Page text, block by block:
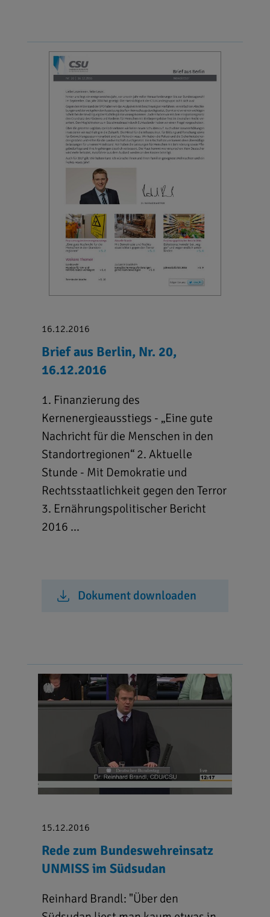
16.12.2016
Brief aus Berlin, Nr. 20,
16.12.2016
1. Finanzierung des
Kernenergieausstiegs - „Eine gute
Nachricht für die Menschen in den
Standortregionen“ 2. Aktuelle
Stunde - Mit Demokratie und
Rechtsstaatlichkeit gegen den Terror
3. Ernährungspolitischer Bericht
2016 ...
Dokument downloaden
15.12.2016
Rede zum Bundeswehreinsatz
UNMISS im Südsudan
Reinhard Brandl: "Über den